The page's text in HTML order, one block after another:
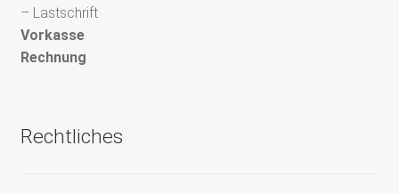
– Lastschrift
Vorkasse
Rechnung
Rechtliches